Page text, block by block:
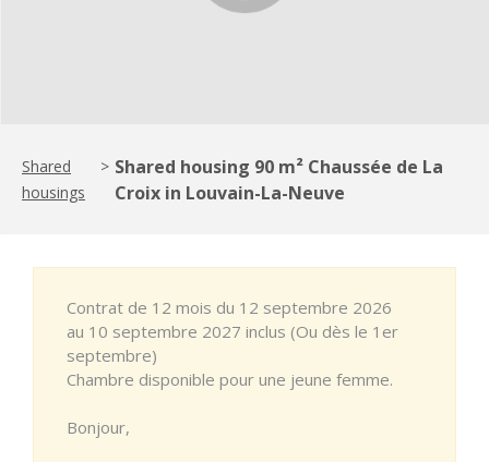
Shared
housings
> Shared housing 90 m² Chaussée de La
Croix in Louvain-La-Neuve
Contrat de 12 mois du 12 septembre 2026
au 10 septembre 2027 inclus (Ou dès le 1er
septembre)
Chambre disponible pour une jeune femme.
Bonjour,